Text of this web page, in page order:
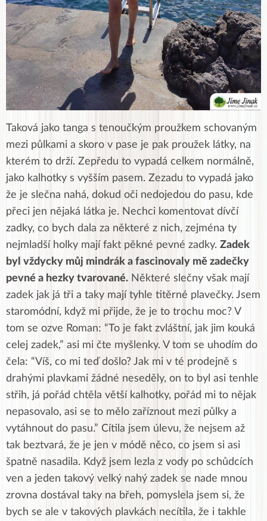
Taková jako tanga s tenoučkým proužkem schovaným
mezi půlkami a skoro v pase je pak proužek látky, na
kterém to drží. Zepředu to vypadá celkem normálně,
jako kalhotky s vyšším pasem. Zezadu to vypadá jako
že je slečna nahá, dokud oči nedojedou do pasu, kde
přeci jen nějaká látka je. Nechci komentovat dívčí
zadky, co bych dala za některé z nich, zejména ty
nejmladší holky mají fakt pěkné pevné zadky. Zadek
byl vždycky můj mindrák a fascinovaly mě zadečky
pevné a hezky tvarované. Některé slečny však mají
zadek jak já tři a taky mají tyhle titěrné plavečky. Jsem
staromódní, když mi přijde, že je to trochu moc? V
tom se ozve Roman: “To je fakt zvláštní, jak jim kouká
celej zadek,” asi mi čte myšlenky. V tom se uhodím do
čela: “Víš, co mi teď došlo? Jak mi v té prodejně s
drahými plavkami žádné neseděly, on to byl asi tenhle
střih, já pořád chtěla větší kalhotky, pořád mi to nějak
nepasovalo, asi se to mělo zaříznout mezi půlky a
vytáhnout do pasu.” Cítila jsem úlevu, že nejsem až
tak beztvará, že je jen v módě něco, co jsem si asi
špatně nasadila. Když jsem lezla z vody po schůdcích
ven a jeden takový velký nahý zadek se nade mnou
zrovna dostával taky na břeh, pomyslela jsem si, že
bych se ale v takových plavkách necítila, že i takhle